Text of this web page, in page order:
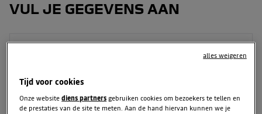
VUL JE GEGEVENS AAN
Achternaam
Tijd voor cookies
Onze websitediens partners gebruiken cookies om bezoekers te tellen en
de prestaties van de site te meten. Aan de hand hiervan kunnen we je
alles weigeren